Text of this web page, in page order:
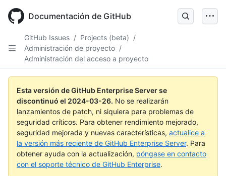
main
Documentación de GitHub
GitHub Issues / Projects (beta) /
Administración de proyecto /
Administración del acceso a proyecto
Esta versión de GitHub Enterprise Server se
discontinuó el 2024-03-26. No se realizarán
lanzamientos de patch, ni siquiera para problemas de
seguridad críticos. Para obtener rendimiento mejorado,
seguridad mejorada y nuevas características, actualice a
la versión más reciente de GitHub Enterprise Server. Para
obtener ayuda con la actualización, póngase en contacto
con el soporte técnico de GitHub Enterprise.